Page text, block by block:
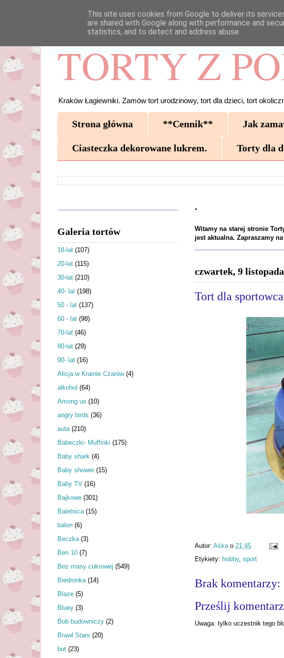
TORTY Z
Kraków Łagiewniki. Zamów tort urodzinowy, tort dla dzieci, tort
Strona główna **Cennik** Jak
Ciasteczka dekorowane lukrem. Torty dla
.
Witamy na starej stronie
jest aktualna. Zapraszamy
czwartek, 9
Tort dla
Autor: Aśka o 21:45
Etykiety: hobby, sport
Brak komentarzy:
Prześlij komentarz
Uwaga: tylko uczestnik tego
Galeria tortów
18-lat (107)
20-lat (115)
30-lat (210)
40- lat (198)
50 - lat (137)
60 - lat (98)
70-lat (46)
80-lat (29)
90- lat (16)
Alicja w Krainie Czarów (4)
alkohol (64)
Among us (10)
angry birds (36)
auta (210)
Babeczki- Muffinki (175)
Baby shark (4)
Baby shower (15)
Baby TV (16)
Bajkowe (301)
Baletnica (15)
balon (6)
Beczka (3)
Ben 10 (7)
Bez masy cukrowej (549)
Biedronka (14)
Blaze (5)
Bluey (3)
Bob budowniczy (2)
Brawl Stars (20)
but (23)
This site uses cookies from Google to deliver its
are shared with Google along with performance and
statistics, and to detect and address abuse.